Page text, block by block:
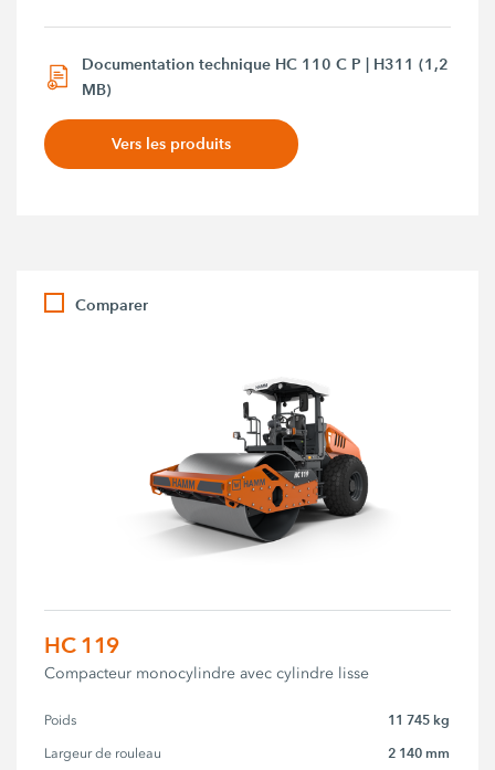
Documentation technique HC 110 C P | H311 (1,2
MB)
Vers les produits
Comparer
HC 119
Compacteur monocylindre avec cylindre lisse
Poids 11 745 kg
Largeur de rouleau 2 140 mm